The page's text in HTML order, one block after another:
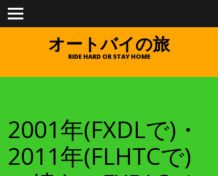
TO
GGL
オートバイの旅
RIDE HARD OR STAY HOME
2001年(FXDLで)・
2011年(FLHTCで)